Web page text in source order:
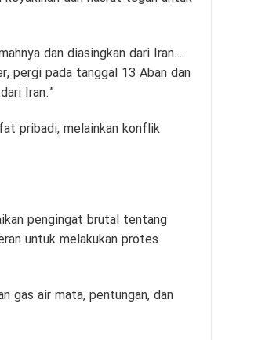
dan diasingkan dari Iran…
pergi pada tanggal 13 Aban dan
Iran.”
pribadi, melainkan konflik
pengingat brutal tentang
untuk melakukan protes
gas air mata, pentungan, dan